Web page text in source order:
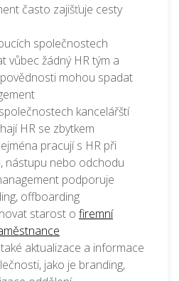
často zajišťuje cesty
společnostech
vůbec žádný HR tým a
mohou spadat
kancelářští
HR se zbytkem
pracují s HR při
nástupu nebo odchodu
podporuje
offboarding
starost o firemní
aktualizace a informace
jako je branding,